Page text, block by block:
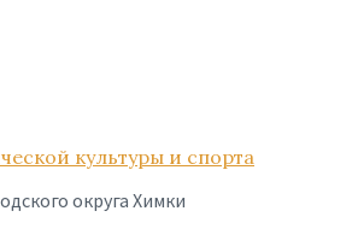
культуры и спорта
округа Химки